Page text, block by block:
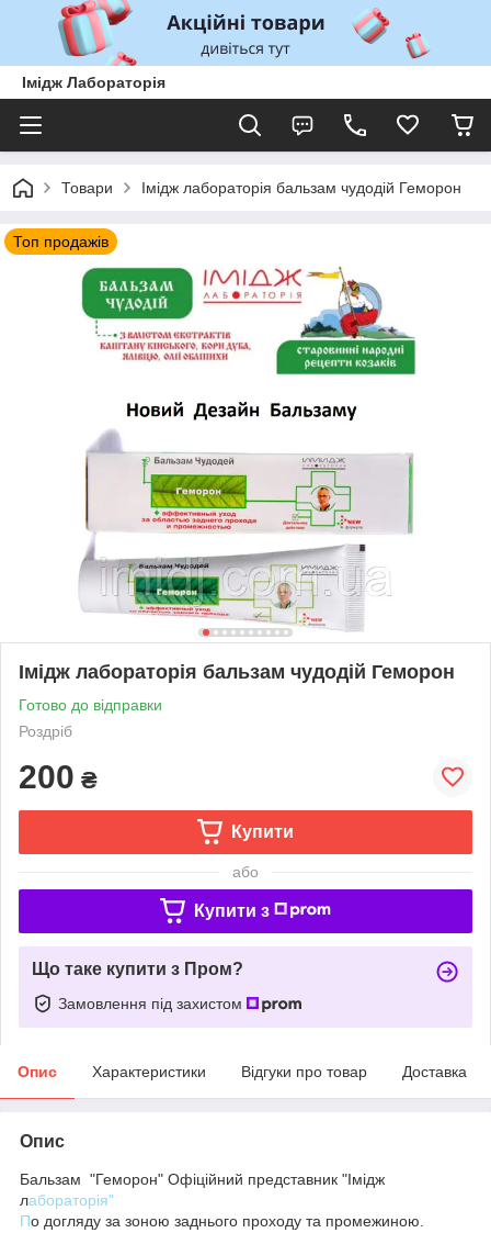
Імідж Лабораторія
Товари Імідж лабораторія бальзам чудодій Геморон
Топ продажів
Імідж лабораторія бальзам чудодій Геморон
Готово до відправки
Роздріб
200 ₴
Купити
або
Купити з
Що таке купити з Пром?
Замовлення під захистом
Опис Характеристики Відгуки про товар Доставка
Опис
Бальзам "Геморон" Офіційний представник "Імідж
лабораторія"
По догляду за зоною заднього проходу та промежиною.